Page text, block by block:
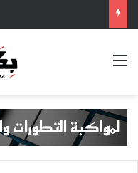
القائمة